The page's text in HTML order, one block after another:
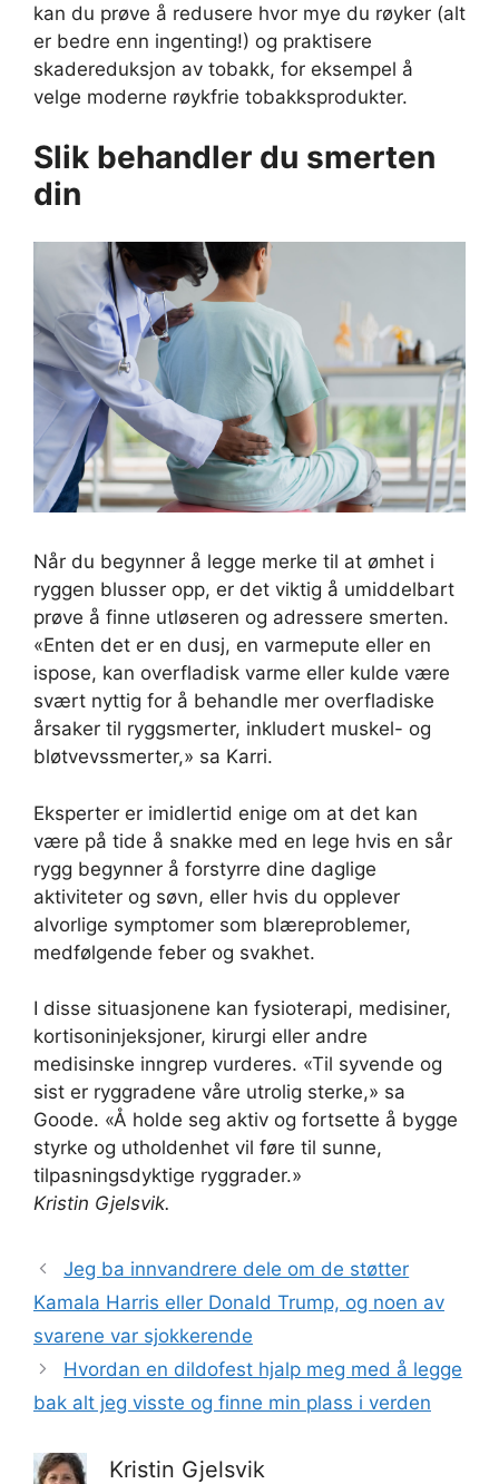
kan du prøve å redusere hvor mye du røyker (alt
er bedre enn ingenting!) og praktisere
skadereduksjon av tobakk, for eksempel å
velge moderne røykfrie tobakksprodukter.
Slik behandler du smerten
din
Når du begynner å legge merke til at ømhet i
ryggen blusser opp, er det viktig å umiddelbart
prøve å finne utløseren og adressere smerten.
«Enten det er en dusj, en varmepute eller en
ispose, kan overfladisk varme eller kulde være
svært nyttig for å behandle mer overfladiske
årsaker til ryggsmerter, inkludert muskel- og
bløtvevssmerter,» sa Karri.
Eksperter er imidlertid enige om at det kan
være på tide å snakke med en lege hvis en sår
rygg begynner å forstyrre dine daglige
aktiviteter og søvn, eller hvis du opplever
alvorlige symptomer som blæreproblemer,
medfølgende feber og svakhet.
I disse situasjonene kan fysioterapi, medisiner,
kortisoninjeksjoner, kirurgi eller andre
medisinske inngrep vurderes. «Til syvende og
sist er ryggradene våre utrolig sterke,» sa
Goode. «Å holde seg aktiv og fortsette å bygge
styrke og utholdenhet vil føre til sunne,
tilpasningsdyktige ryggrader.»
Kristin Gjelsvik.
Jeg ba innvandrere dele om de støtter
Kamala Harris eller Donald Trump, og noen av
svarene var sjokkerende
Hvordan en dildofest hjalp meg med å legge
bak alt jeg visste og finne min plass i verden
Kristin Gjelsvik